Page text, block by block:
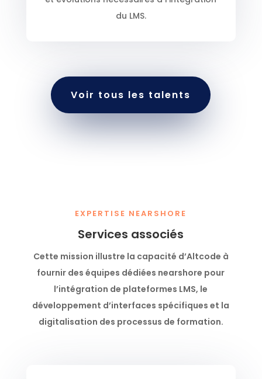
du LMS.
Voir tous les talents
EXPERTISE NEARSHORE
Services associés
Cette mission illustre la capacité d’Altcode à
fournir des équipes dédiées nearshore pour
l’intégration de plateformes LMS, le
développement d’interfaces spécifiques et la
digitalisation des processus de formation.